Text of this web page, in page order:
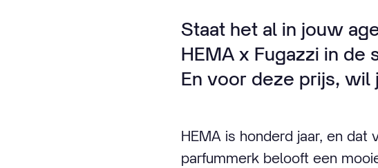
Staat het al in jouw
HEMA x Fugazzi in de
En voor deze prijs, wil
HEMA is honderd jaar, en
parfummerk belooft een